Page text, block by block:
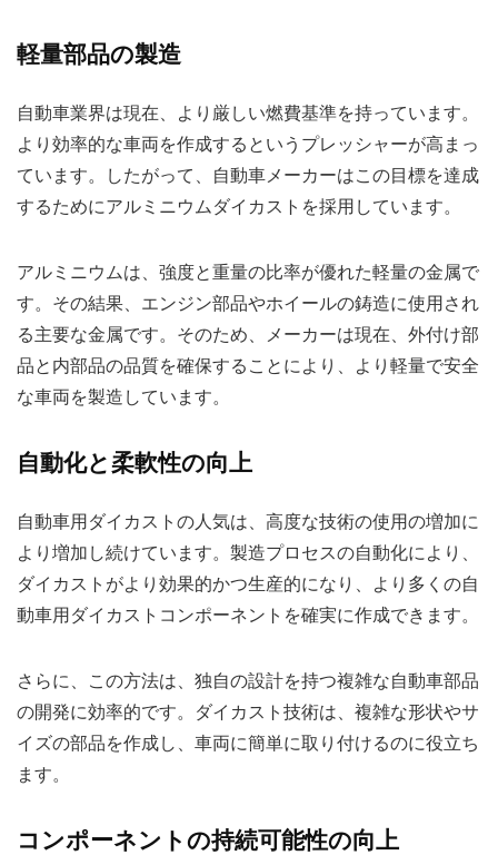
軽量部品の製造
自動車業界は現在、より厳しい燃費基準を持っています。
より効率的な車両を作成するというプレッシャーが高まっ
ています。したがって、自動車メーカーはこの目標を達成
するためにアルミニウムダイカストを採用しています。
アルミニウムは、強度と重量の比率が優れた軽量の金属で
す。その結果、エンジン部品やホイールの鋳造に使用され
る主要な金属です。そのため、メーカーは現在、外付け部
品と内部品の品質を確保することにより、より軽量で安全
な車両を製造しています。
自動化と柔軟性の向上
自動車用ダイカストの人気は、高度な技術の使用の増加に
より増加し続けています。製造プロセスの自動化により、
ダイカストがより効果的かつ生産的になり、より多くの自
動車用ダイカストコンポーネントを確実に作成できます。
さらに、この方法は、独自の設計を持つ複雑な自動車部品
の開発に効率的です。ダイカスト技術は、複雑な形状やサ
イズの部品を作成し、車両に簡単に取り付けるのに役立ち
ます。
コンポーネントの持続可能性の向上